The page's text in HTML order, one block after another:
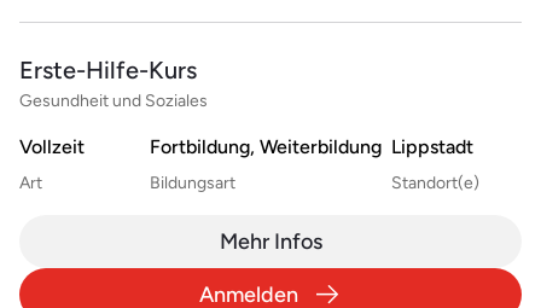
Erste-Hilfe-Kurs
Gesundheit und Soziales
Vollzeit
Art
Fortbildung, Weiterbildung
Bildungsart
Lippstadt
Standort(e)
Mehr Infos
Anmelden